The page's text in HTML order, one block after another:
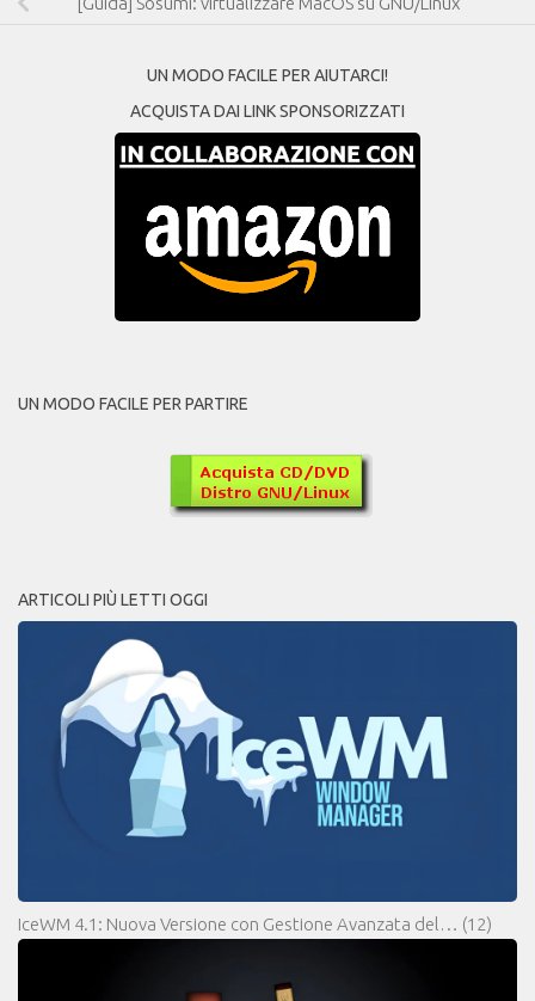
UN MODO FACILE PER AIUTARCI!
ACQUISTA DAI LINK SPONSORIZZATI
UN MODO FACILE PER PARTIRE
ARTICOLI PIÙ LETTI OGGI
IceWM 4.1: Nuova Versione con Gestione Avanzata del… (12)